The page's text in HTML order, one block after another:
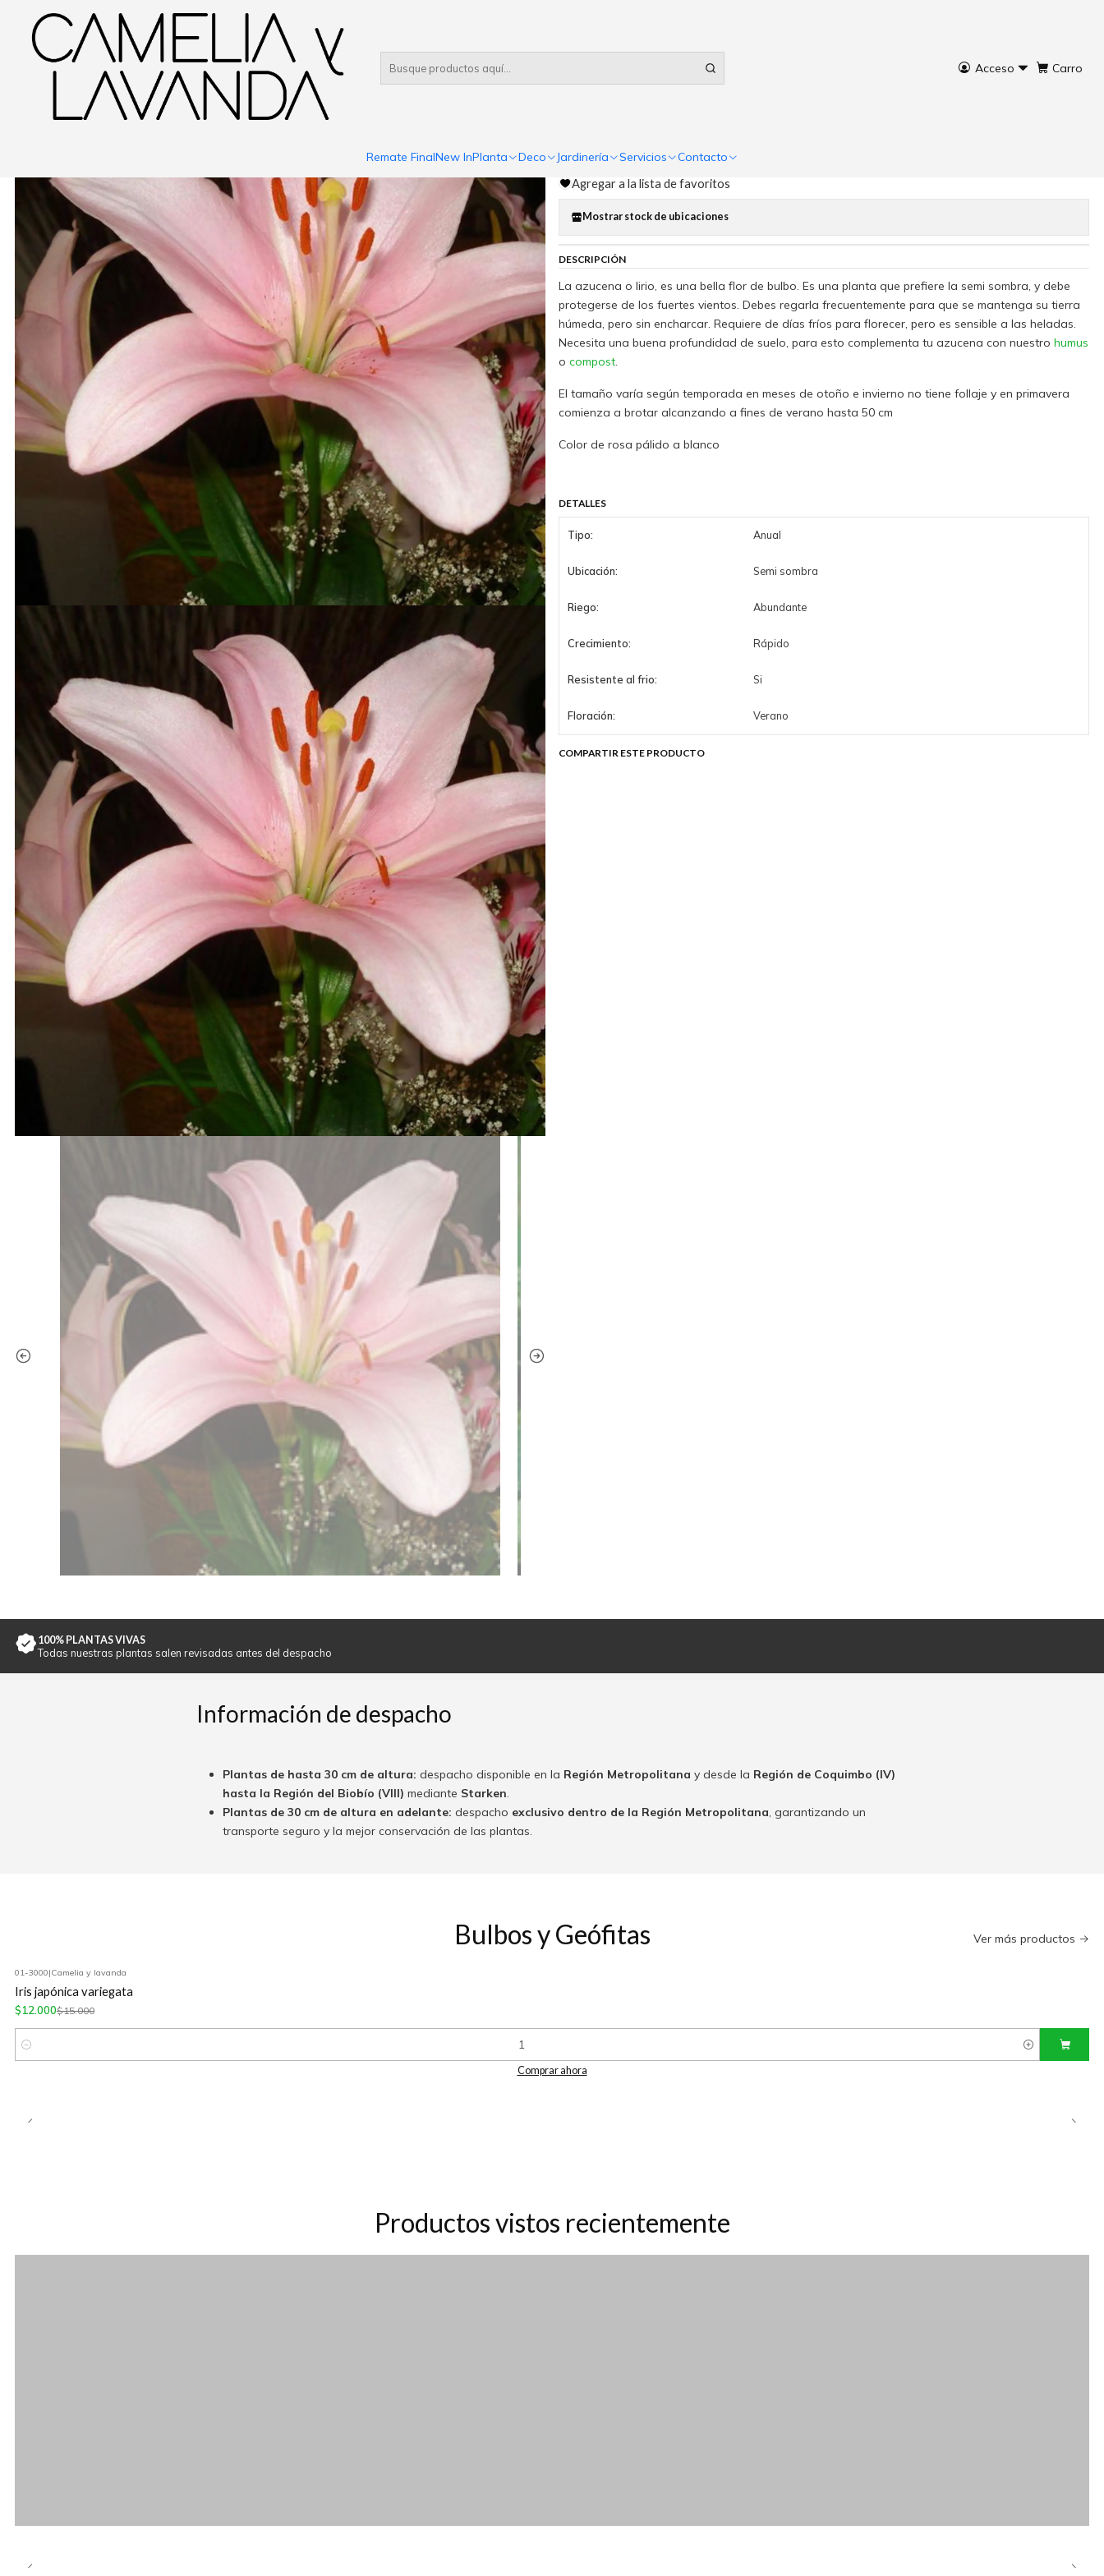
Acceso Carro
Remate FinalNew InPlanta Deco Jardinería Servicios Contacto
Inicio Planta Flores Flores de temporada Bulbos y Geófitas Azucena
Cantidad
Agregar a la lista de favoritos
Mostrar stock de ubicaciones
DESCRIPCIÓN
La azucena o lirio, es una bella flor de bulbo. Es una planta que prefiere la semi sombra, y debe
protegerse de los fuertes vientos. Debes regarla frecuentemente para que se mantenga su tierra
húmeda, pero sin encharcar. Requiere de días fríos para florecer, pero es sensible a las heladas.
Necesita una buena profundidad de suelo, para esto complementa tu azucena con nuestro humus
o compost.
El tamaño varía según temporada en meses de otoño e invierno no tiene follaje y en primavera
comienza a brotar alcanzando a fines de verano hasta 50 cm
Color de rosa pálido a blanco
DETALLES
Tipo: Anual
Ubicación: Semi sombra
Riego: Abundante
Crecimiento: Rápido
Resistente al frio: Si
Floración: Verano
COMPARTIR ESTE PRODUCTO
100% PLANTAS VIVAS
Todas nuestras plantas salen revisadas antes del despacho
Información de despacho
Plantas de hasta 30 cm de altura: despacho disponible en la Región Metropolitana y desde la Región de Coquimbo (IV)
hasta la Región del Biobío (VIII) mediante Starken.
Plantas de 30 cm de altura en adelante: despacho exclusivo dentro de la Región Metropolitana, garantizando un
transporte seguro y la mejor conservación de las plantas.
Bulbos y Geófitas Ver más productos
01-3000|Camelia y lavanda
Iris japónica variegata
$12.000$15.000
Cantidad
Comprar ahora
Productos vistos recientemente